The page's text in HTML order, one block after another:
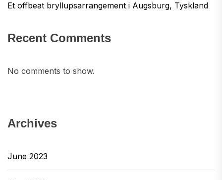
Et offbeat bryllupsarrangement i Augsburg, Tyskland
Recent Comments
No comments to show.
Archives
June 2023